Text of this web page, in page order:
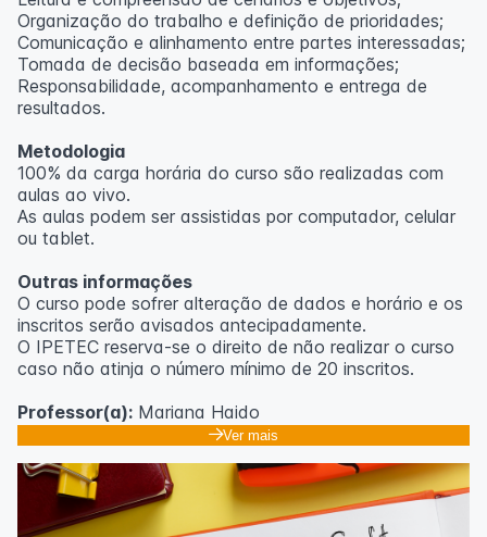
Organização do trabalho e definição de prioridades;
Comunicação e alinhamento entre partes interessadas;
Tomada de decisão baseada em informações;
Responsabilidade, acompanhamento e entrega de
resultados.
Metodologia
100% da carga horária do curso são realizadas com
aulas ao vivo.
As aulas podem ser assistidas por computador, celular
ou tablet.
Outras informações
O curso pode sofrer alteração de dados e horário e os
inscritos serão avisados ​​antecipadamente.
O IPETEC reserva-se o direito de não realizar o curso
caso não atinja o número mínimo de 20 inscritos.
Professor(a): Mariana Haido
Ver mais